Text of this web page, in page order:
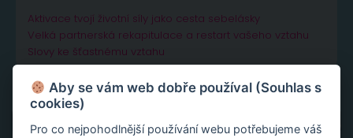
Aktivace tvojí životní síly jako cesta sebelásky
Velká partnerská rekapitulace a restart vašeho vztahu
Slovy ke šťastnému vztahu
Aby se vám web dobře používal (Souhlas s
cookies)
Pro co nejpohodlnější používání webu potřebujeme váš